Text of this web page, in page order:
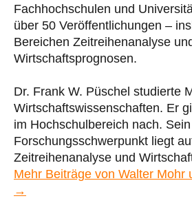
Fachhochschulen und
über 50 Veröffentlichungen –
Bereichen Zeitreihenanalyse
Wirtschaftsprognosen.
Dr. Frank W. Püschel studierte
Wirtschaftswissenschaften. Er
im Hochschulbereich nach. Sein
Forschungsschwerpunkt liegt
Zeitreihenanalyse und
Mehr Beiträge von Walter Mohr
→